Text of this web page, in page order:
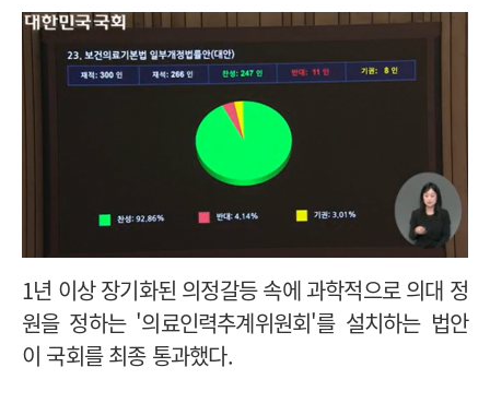
1년 이상 장기화된 의정갈등 속에 과학적으로 의대 정
원을 정하는 '의료인력추계위원회'를 설치하는 법안
이 국회를 최종 통과했다.